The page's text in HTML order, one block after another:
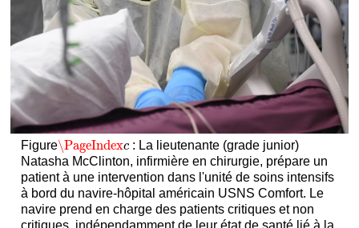
Figure\PageIndexc
\PageIndexc : La lieutenante (grade junior)
Natasha McClinton, infirmière en chirurgie, prépare un
patient à une intervention dans l'unité de soins intensifs
à bord du navire-hôpital américain USNS Comfort. Le
navire prend en charge des patients critiques et non
critiques, indépendamment de leur état de santé lié à la